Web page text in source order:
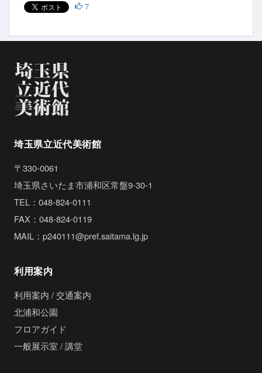
7
埼玉県立近代美術館
〒330-0061
埼玉県さいたま市浦和区常盤9-30-1
TEL：048-824-0111
FAX：048-824-0119
MAIL：p240111@pref.saitama.lg.jp
利用案内
利用案内 / 交通案内
北浦和公園
フロアガイド
一般展示室 / 講堂